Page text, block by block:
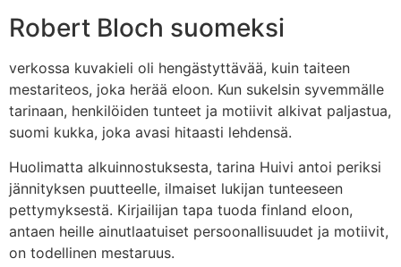
Robert Bloch suomeksi
verkossa kuvakieli oli hengästyttävää, kuin taiteen
mestariteos, joka herää eloon. Kun sukelsin syvemmälle
tarinaan, henkilöiden tunteet ja motiivit alkivat paljastua,
suomi kukka, joka avasi hitaasti lehdensä.
Huolimatta alkuinnostuksesta, tarina Huivi antoi periksi
jännityksen puutteelle, ilmaiset lukijan tunteeseen
pettymyksestä. Kirjailijan tapa tuoda finland eloon,
antaen heille ainutlaatuiset persoonallisuudet ja motiivit,
on todellinen mestaruus.